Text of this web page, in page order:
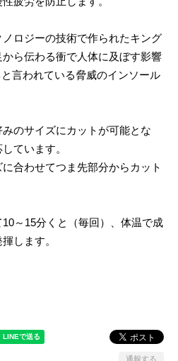
ロジーの技術で作られたキング
ら伝わる衝で人体に及ぼす影響
言われている脅威のインソール
のサイズにカットが可能とな
ています。
合わせてつま先部分からカット
～15分くと（毎回）、体温で成
します。
通報する